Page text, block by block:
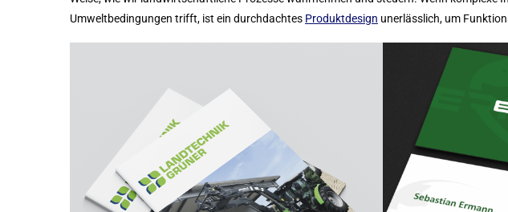
Umweltbedingungen trifft, ist ein durchdachtes Produktdesign unerlässlich, um